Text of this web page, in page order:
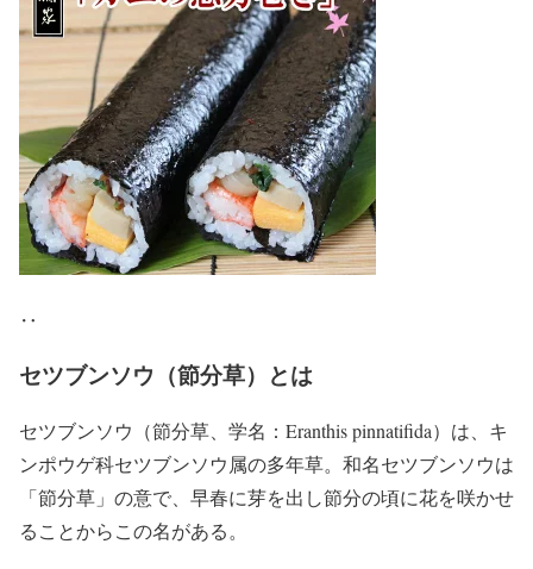
‥
セツブンソウ（節分草）とは
セツブンソウ（節分草、学名：Eranthis pinnatifida）は、キ
ンポウゲ科セツブンソウ属の多年草。和名セツブンソウは
「節分草」の意で、早春に芽を出し節分の頃に花を咲かせ
ることからこの名がある。